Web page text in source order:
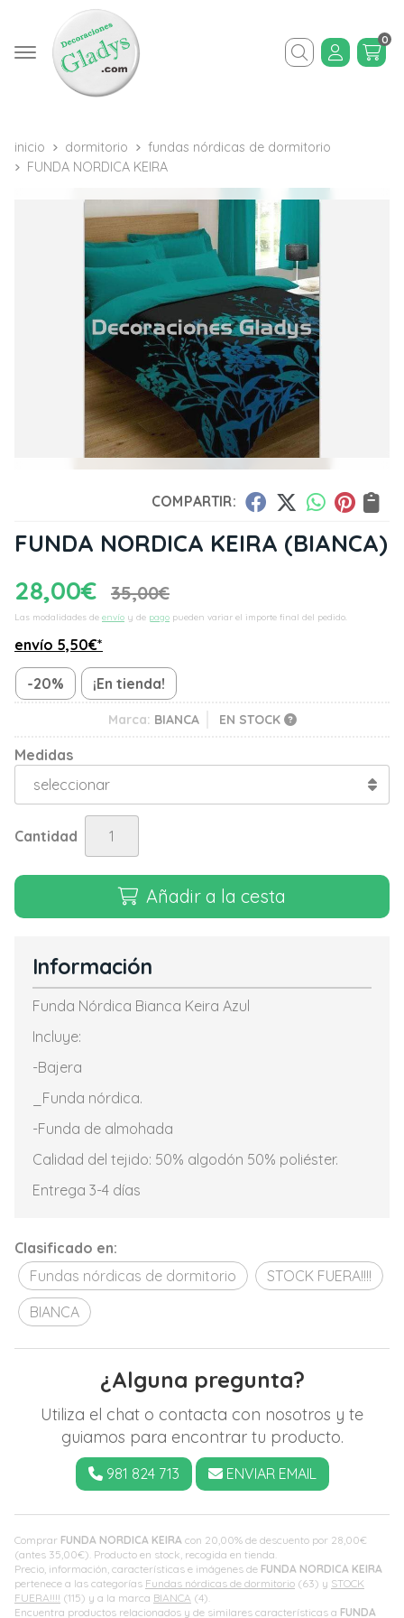
Buscar
0
inicio dormitorio
fundas nórdicas de dormitorio
FUNDA NORDICA KEIRA
COMPARTIR:
FUNDA NORDICA KEIRA (BIANCA)
28,00€ 35,00€
Las modalidades de envío y de pago pueden variar el importe final del pedido.
envío 5,50€*
-20% ¡En tienda!
Marca: BIANCA EN STOCK
Medidas
Cantidad
Añadir a la cesta
Comprar FUNDA NORDICA KEIRA con 20,00% de descuento por 28,00€
(antes 35,00€). Producto en stock, recogida en tienda.
Precio, información, características e imágenes de FUNDA NORDICA KEIRA
pertenece a las categorías Fundas nórdicas de dormitorio (63) y STOCK
FUERA!!!! (115) y a la marca BIANCA (4).
Encuentra productos relacionados y de similares características a FUNDA
Información
Funda Nórdica Bianca Keira Azul
Incluye:
-Bajera
_Funda nórdica.
-Funda de almohada
Calidad del tejido: 50% algodón 50% poliéster.
Entrega 3-4 días
Clasificado en:
Fundas nórdicas de dormitorio
STOCK FUERA!!!!
BIANCA
¿Alguna pregunta?
Utiliza el chat o contacta con nosotros y te
guiamos para encontrar tu producto.
981 824 713 ENVIAR EMAIL